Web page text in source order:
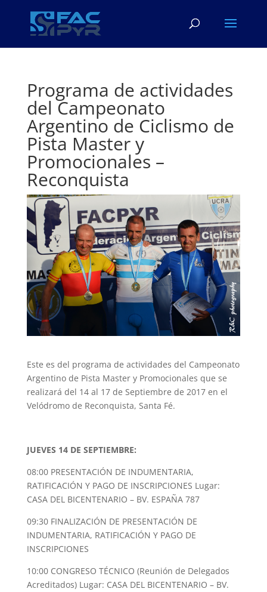
Programa de actividades
del Campeonato
Argentino de Ciclismo de
Pista Master y
Promocionales –
Reconquista
Este es del programa de actividades del Campeonato
Argentino de Pista Master y Promocionales que se
realizará del 14 al 17 de Septiembre de 2017 en el
Velódromo de Reconquista, Santa Fé.
JUEVES 14 DE SEPTIEMBRE:
08:00 PRESENTACIÓN DE INDUMENTARIA,
RATIFICACIÓN Y PAGO DE INSCRIPCIONES Lugar:
CASA DEL BICENTENARIO – BV. ESPAÑA 787
09:30 FINALIZACIÓN DE PRESENTACIÓN DE
INDUMENTARIA, RATIFICACIÓN Y PAGO DE
INSCRIPCIONES
10:00 CONGRESO TÉCNICO (Reunión de Delegados
Acreditados) Lugar: CASA DEL BICENTENARIO – BV.